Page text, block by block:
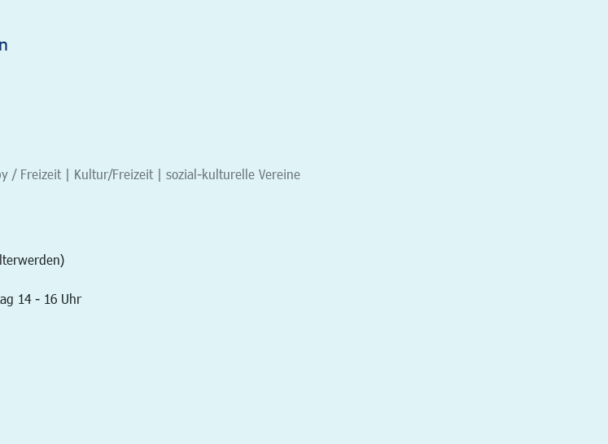
/ Freizeit | Kultur/Freizeit | sozial-kulturelle Vereine
14 - 16 Uhr